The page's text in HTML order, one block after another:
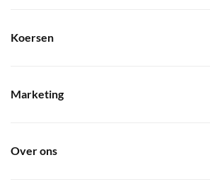
Koersen
Marketing
Over ons